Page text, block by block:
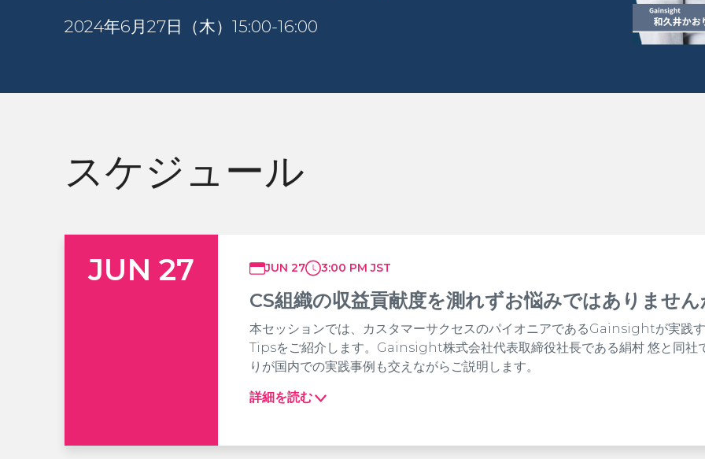
2024年6月27日（木）15:00-16:00
スケジュール
JUN 27 JUN 27 3:00 PM JST
CS組織の収益貢献度を測れずお悩みではありませ
本セッションでは、カスタマーサクセスのパイオニアであるGainsightが実践
Tipsをご紹介します。Gainsight株式会社代表取締役社長である絹村 悠と同社
りが国内での実践事例も交えながらご説明します。
詳細を読む